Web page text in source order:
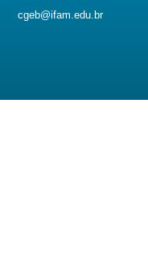
cgeb@ifam.edu.br